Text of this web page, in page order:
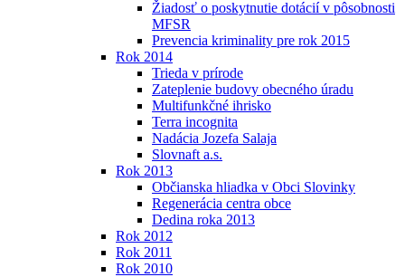
Žiadosť o poskytnutie dotácií v pôsobnosti
MFSR
Prevencia kriminality pre rok 2015
Rok 2014
Trieda v prírode
Zateplenie budovy obecného úradu
Multifunkčné ihrisko
Terra incognita
Nadácia Jozefa Salaja
Slovnaft a.s.
Rok 2013
Občianska hliadka v Obci Slovinky
Regenerácia centra obce
Dedina roka 2013
Rok 2012
Rok 2011
Rok 2010